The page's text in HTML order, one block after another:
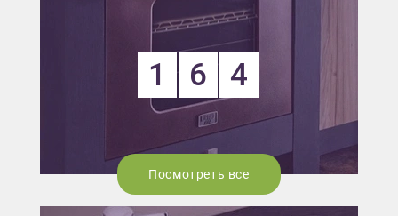
1 6 4
Посмотреть все